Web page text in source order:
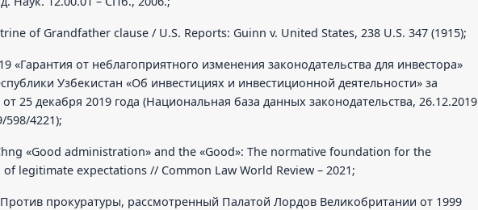
of Grandfather clause / U.S. Reports: Guinn v. United States, 238 U.S. 347 (1915);
«Гарантия от неблагоприятного изменения законодательства для инвестора»
Узбекистан «Об инвестициях и инвестиционной деятельности» за
25 декабря 2019 года (Национальная база данных законодательства, 26.12.2019
598/4221);
«Good administration» and the «Good»: The normative foundation for the
legitimate expectations // Common Law World Review – 2021;
прокуратуры, рассмотренный Палатой Лордов Великобритании от 1999